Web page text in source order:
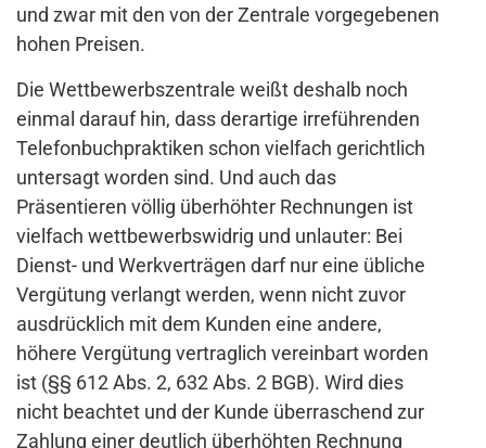
und zwar mit den von der Zentrale vorgegebenen
hohen Preisen.
Die Wettbewerbszentrale weißt deshalb noch
einmal darauf hin, dass derartige irreführenden
Telefonbuchpraktiken schon vielfach gerichtlich
untersagt worden sind. Und auch das
Präsentieren völlig überhöhter Rechnungen ist
vielfach wettbewerbswidrig und unlauter: Bei
Dienst- und Werkverträgen darf nur eine übliche
Vergütung verlangt werden, wenn nicht zuvor
ausdrücklich mit dem Kunden eine andere,
höhere Vergütung vertraglich vereinbart worden
ist (§§ 612 Abs. 2, 632 Abs. 2 BGB). Wird dies
nicht beachtet und der Kunde überraschend zur
Zahlung einer deutlich überhöhten Rechnung